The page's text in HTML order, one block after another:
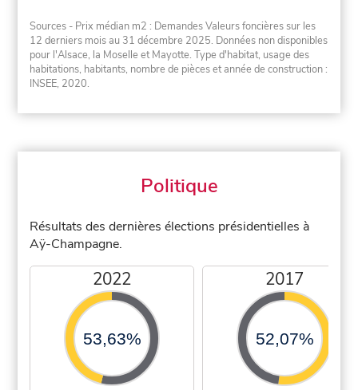
Sources - Prix médian m2 : Demandes Valeurs foncières sur les
12 derniers mois au 31 décembre 2025. Données non disponibles
pour l'Alsace, la Moselle et Mayotte. Type d'habitat, usage des
habitations, habitants, nombre de pièces et année de construction :
INSEE, 2020.
Politique
Résultats des dernières élections présidentielles à
Aÿ-Champagne.
2022
53,63%
2017
52,07%